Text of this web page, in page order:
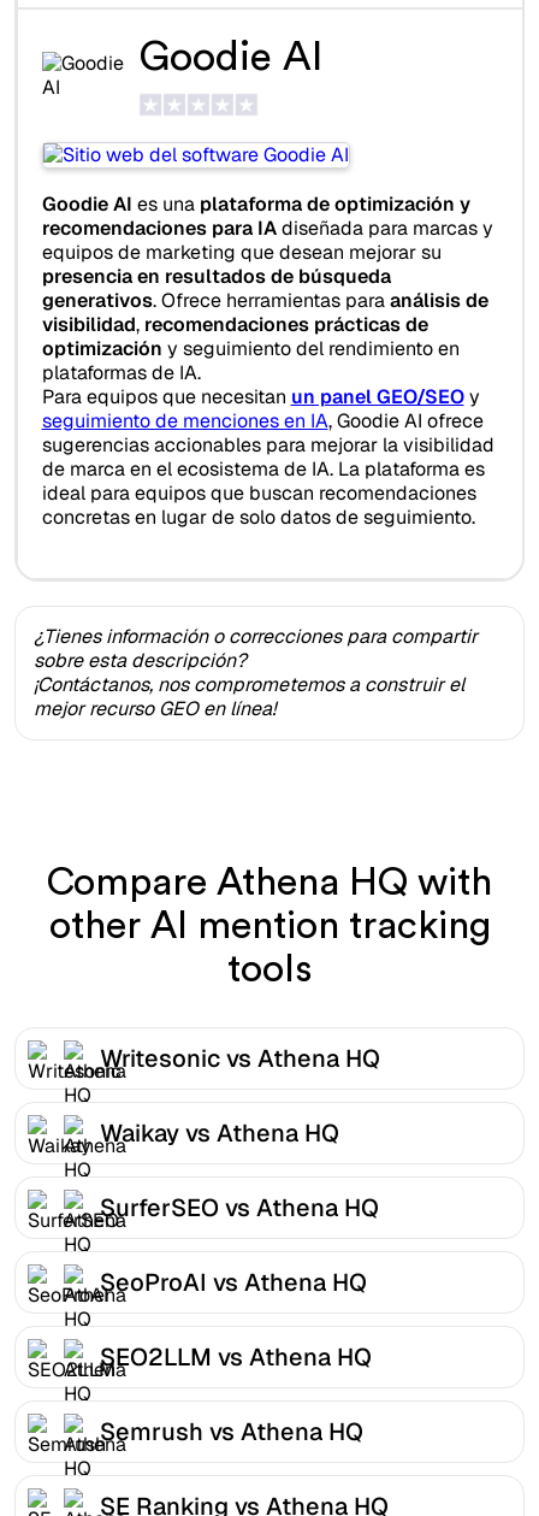
Goodie AI
Goodie AI es una plataforma de optimización y
recomendaciones para IAdiseñada para marcas y
equipos de marketing que desean mejorar su
presencia en resultados de búsqueda
generativos. Ofrece herramientas paraanálisis de
visibilidad, recomendaciones prácticas de
optimización y seguimiento del rendimiento en
plataformas de IA.
Para equipos que necesitan un panel GEO/SEOy
seguimiento de menciones en IA, Goodie AI ofrece
sugerencias accionables para mejorar la visibilidad
de marca en el ecosistema de IA. La plataforma es
ideal para equipos que buscan recomendaciones
concretas en lugar de solo datos de seguimiento.
¿Tienes información o correcciones para compartir
sobre esta descripción?
¡Contáctanos, nos comprometemos a construir el
mejor recurso GEO en línea!
Compare Athena HQ with
other AI mention tracking
tools
Writesonic vs Athena HQ
Waikay vs Athena HQ
SurferSEO vs Athena HQ
SeoProAI vs Athena HQ
SEO2LLM vs Athena HQ
Semrush vs Athena HQ
SE Ranking vs Athena HQ